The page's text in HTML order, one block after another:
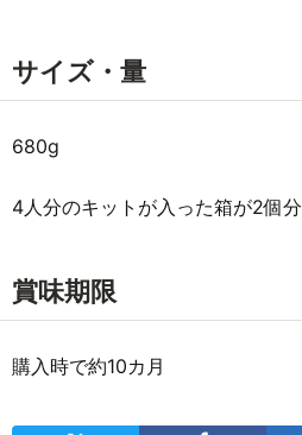
サイズ・量
680g
4人分のキットが入った箱が2個分
賞味期限
購入時で約10カ月